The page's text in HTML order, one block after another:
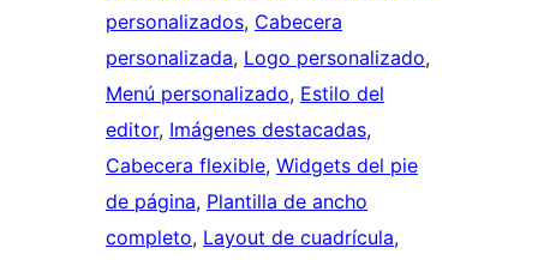
personalizados, Cabecera
personalizada, Logo personalizado
Menú personalizado, Estilo del
editor, Imágenes destacadas
Cabecera flexible, Widgets del pie
de página, Plantilla de ancho
completo, Layout de cuadrícula